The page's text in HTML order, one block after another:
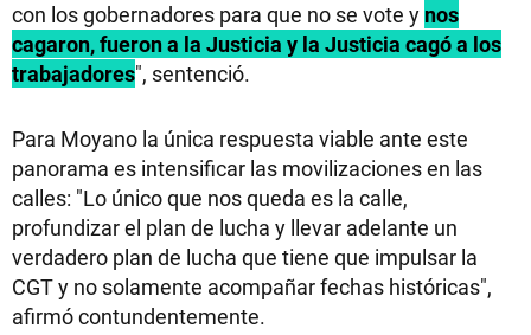
con los gobernadores para que no se vote y nos
cagaron, fueron a la Justicia y la Justicia cagó a los
trabajadores", sentenció.
Para Moyano la única respuesta viable ante este
panorama es intensificar las movilizaciones en las
calles: "Lo único que nos queda es la calle,
profundizar el plan de lucha y llevar adelante un
verdadero plan de lucha que tiene que impulsar la
CGT y no solamente acompañar fechas históricas",
afirmó contundentemente.